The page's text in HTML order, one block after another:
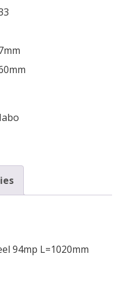
94mp L=1020mm